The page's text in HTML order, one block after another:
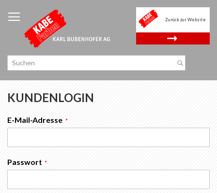
Inhalt
springen
Zurück zur Website
.
KUNDENLOGIN
E-Mail-Adresse
Passwort